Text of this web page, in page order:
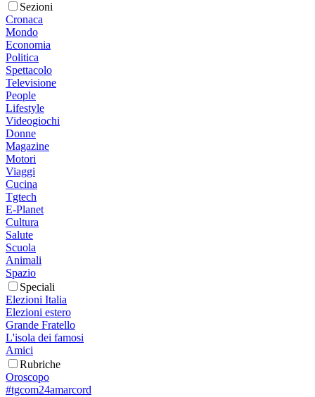
Sezioni
Cronaca
Mondo
Economia
Politica
Spettacolo
Televisione
People
Lifestyle
Videogiochi
Donne
Magazine
Motori
Viaggi
Cucina
Tgtech
E-Planet
Cultura
Salute
Scuola
Animali
Spazio
Speciali
Elezioni Italia
Elezioni estero
Grande Fratello
L'isola dei famosi
Amici
Rubriche
Oroscopo
#tgcom24amarcord